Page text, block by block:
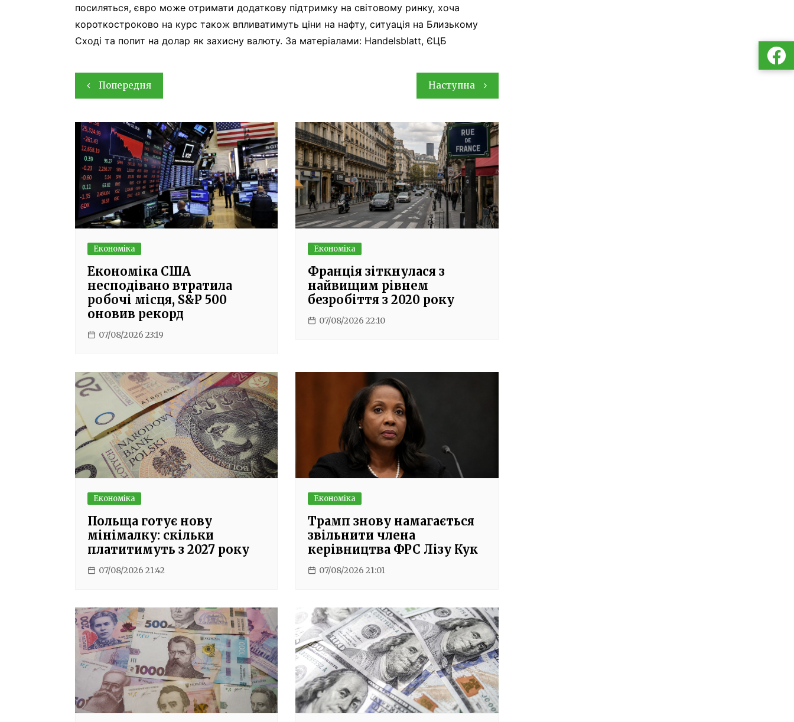
посиляться, євро може отримати додаткову підтримку на світовому ринку, хоча
короткостроково на курс також впливатимуть ціни на нафту, ситуація на Близькому
Сході та попит на долар як захисну валюту. За матеріалами: Handelsblatt, ЄЦБ
Навігація
записів
Попередня Наступна
Економіка
Економіка США
несподівано втратила
робочі місця, S&P 500
оновив рекорд
07/08/2026 23:19
Економіка
Франція зіткнулася з
найвищим рівнем
безробіття з 2020 року
07/08/2026 22:10
Економіка
Польща готує нову
мінімалку: скільки
платитимуть з 2027 року
07/08/2026 21:42
Економіка
Трамп знову намагається
звільнити члена
керівництва ФРС Лізу Кук
07/08/2026 21:01